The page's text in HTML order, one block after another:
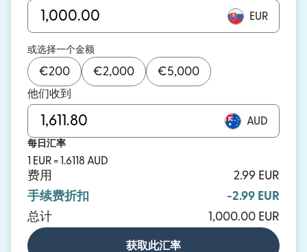
EUR
或选择一个金额
€200 €2,000 €5,000
他们收到
AUD
每日汇率
1 EUR = 1.6118 AUD
费用
2.99 EUR
手续费折扣
-2.99 EUR
总计
1,000.00 EUR
获取此汇率